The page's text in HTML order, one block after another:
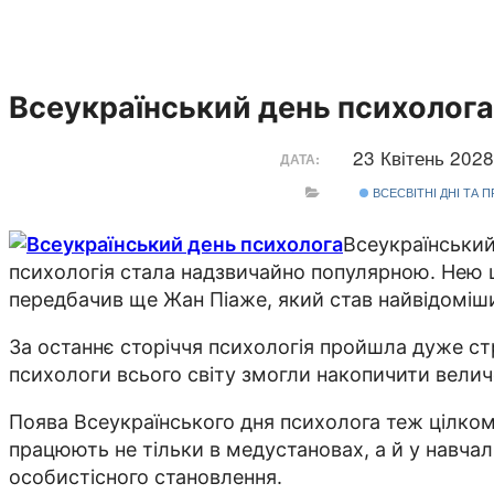
Всеукраїнський день психолога
ДАТА: 23 Квітень
ВСЕСВІТНІ ДНІ ТА
психологія стала надзвичайно популярною. Нею
передбачив ще Жан Піаже, який став
За останнє сторіччя психологія пройшла дуже
психологи всього світу змогли накопичити
Поява Всеукраїнського дня психолога теж
працюють не тільки в медустановах, а й у
особистісного становлення.